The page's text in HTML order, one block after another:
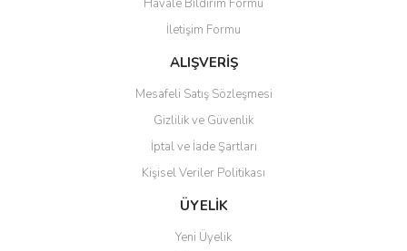
Havale Bildirim Formu
İletişim Formu
ALIŞVERİŞ
Mesafeli Satış Sözleşmesi
Gizlilik ve Güvenlik
İptal ve İade Şartları
Kişisel Veriler Politikası
ÜYELİK
Yeni Üyelik